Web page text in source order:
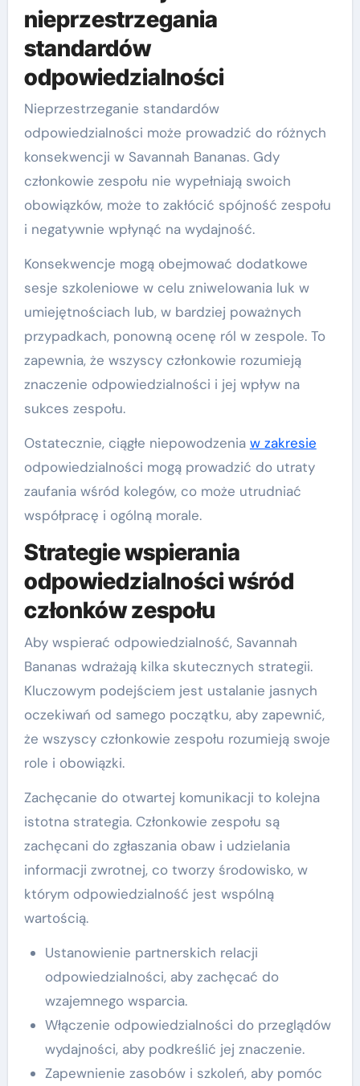
nieprzestrzegania
standardów
odpowiedzialności
Nieprzestrzeganie standardów
odpowiedzialności może prowadzić do różnych
konsekwencji w Savannah Bananas. Gdy
członkowie zespołu nie wypełniają swoich
obowiązków, może to zakłócić spójność zespołu
i negatywnie wpłynąć na wydajność.
Konsekwencje mogą obejmować dodatkowe
sesje szkoleniowe w celu zniwelowania luk w
umiejętnościach lub, w bardziej poważnych
przypadkach, ponowną ocenę ról w zespole. To
zapewnia, że wszyscy członkowie rozumieją
znaczenie odpowiedzialności i jej wpływ na
sukces zespołu.
Ostatecznie, ciągłe niepowodzenia w zakresie
odpowiedzialności mogą prowadzić do utraty
zaufania wśród kolegów, co może utrudniać
współpracę i ogólną morale.
Strategie wspierania
odpowiedzialności wśród
członków zespołu
Aby wspierać odpowiedzialność, Savannah
Bananas wdrażają kilka skutecznych strategii.
Kluczowym podejściem jest ustalanie jasnych
oczekiwań od samego początku, aby zapewnić,
że wszyscy członkowie zespołu rozumieją swoje
role i obowiązki.
Zachęcanie do otwartej komunikacji to kolejna
istotna strategia. Członkowie zespołu są
zachęcani do zgłaszania obaw i udzielania
informacji zwrotnej, co tworzy środowisko, w
którym odpowiedzialność jest wspólną
wartością.
Ustanowienie partnerskich relacji
odpowiedzialności, aby zachęcać do
wzajemnego wsparcia.
Włączenie odpowiedzialności do przeglądów
wydajności, aby podkreślić jej znaczenie.
Zapewnienie zasobów i szkoleń, aby pomóc